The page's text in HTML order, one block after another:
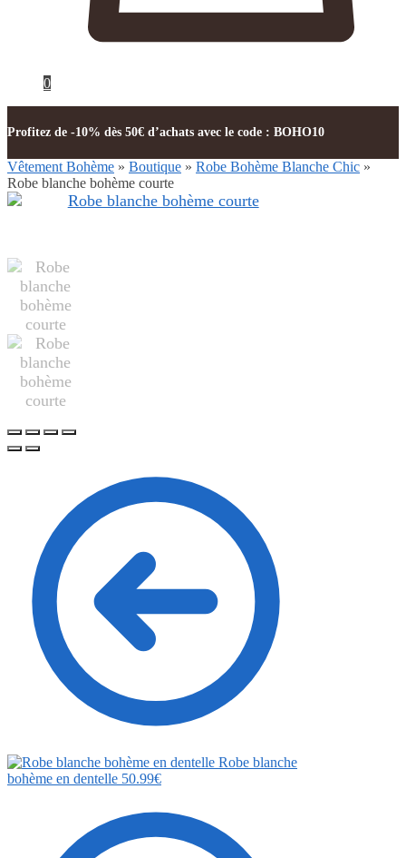
0
Profitez de -10% dès 50€ d’achats avec le code : BOHO10
Vêtement Bohème » Boutique » Robe Bohème Blanche Chic »
Robe blanche bohème courte
Robe blanche
bohème en dentelle 50.99€